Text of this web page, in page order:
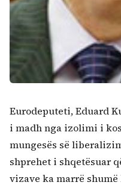
Eurodeputeti, Eduard
i madh nga izolimi i
mungesës së
shprehet i shqetësuar
vizave ka marrë